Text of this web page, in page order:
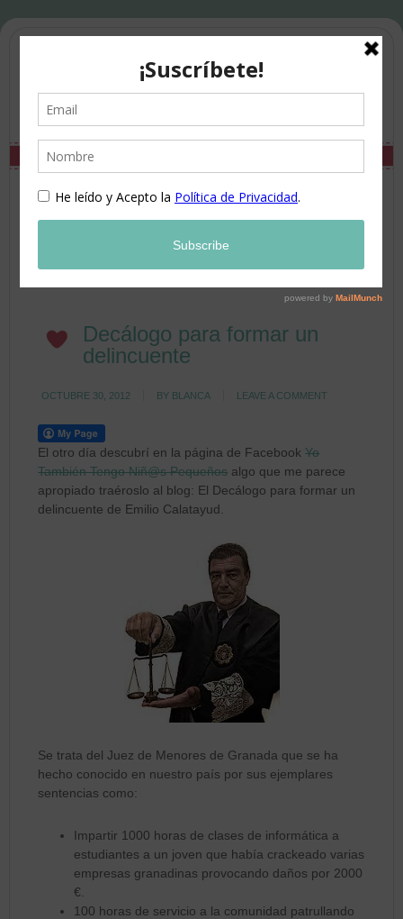
Decálogo para formar un
delincuente
OCTUBRE 30, 2012 BY BLANCA LEAVE A COMMENT
El otro día descubrí en la página de FacebookYo
También Tengo Niñ@s Pequeños algo que me parece
apropiado traéroslo al blog: El Decálogo para formar un
delincuente de Emilio Calatayud.
Se trata del Juez de Menores de Granada que se ha
hecho conocido en nuestro país por sus ejemplares
sentencias como:
Impartir 1000 horas de clases de informática a
estudiantes a un joven que había crackeado varias
empresas granadinas provocando daños por 2000
€.
100 horas de servicio a la comunidad patrullando